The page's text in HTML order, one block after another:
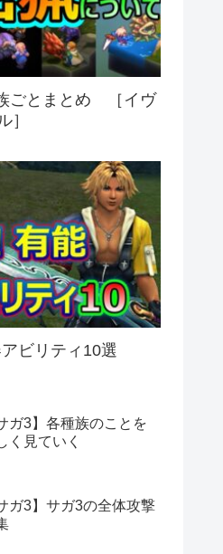
ごとまとめ ［イヴ
］
ビリティ10選
ガ3】各種族のことを
く見ていく
ガ3】サガ3の全体攻撃